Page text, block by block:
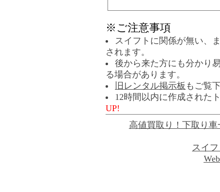
※ご注意事項
スイフトに関係が無い、
されます。
後から来た方にも分かり
る場合があります。
旧レンタル掲示板 もご覧
12時間以内に作成された
UP!
高値買取り！下取り車
スイ